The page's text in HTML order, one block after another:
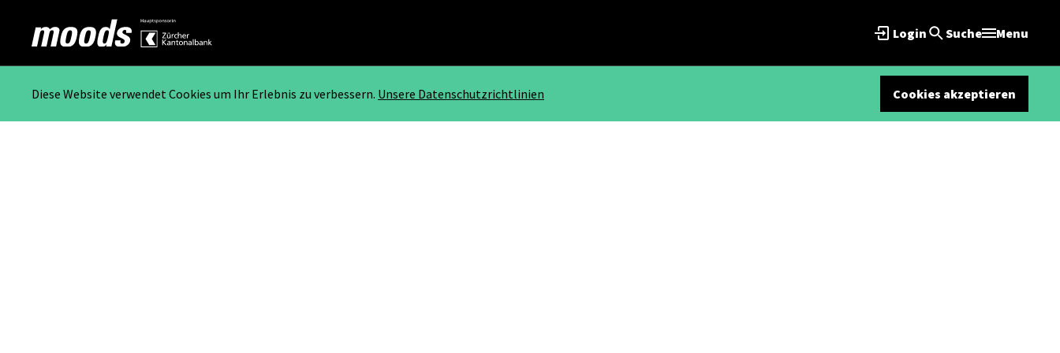
Login Suche Menu
Diese Website verwendet Cookies um Ihr Erlebnis zu verbessern. Unsere Datenschutzrichtlinien Cookies akzeptieren